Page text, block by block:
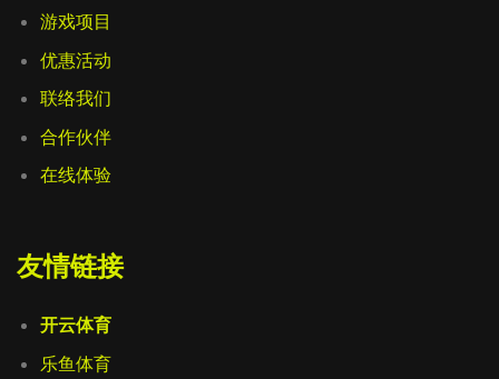
游戏项目
优惠活动
联络我们
合作伙伴
在线体验
友情链接
开云体育
乐鱼体育